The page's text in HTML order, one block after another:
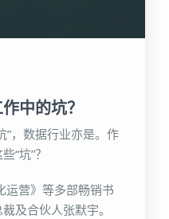
中的坑？
”，数据行业亦是。作
“坑”？
运营》等多部畅销书
及合伙人张默宇。